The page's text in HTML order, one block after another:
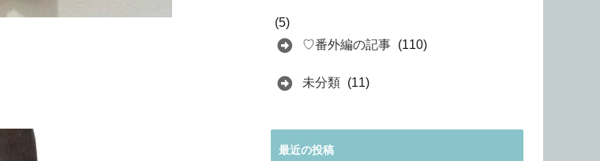
(5)
♡番外編の記事 (110)
未分類 (11)
最近の投稿